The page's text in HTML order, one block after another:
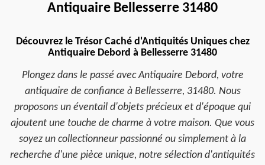
Antiquaire Bellesserre 31480
Découvrez le Trésor Caché d'Antiquités Uniques chez
Antiquaire Debord à Bellesserre 31480
Plongez dans le passé avec Antiquaire Debord, votre
antiquaire de confiance à Bellesserre, 31480. Nous
proposons un éventail d'objets précieux et d'époque qui
ajoutent une touche de charme à votre maison. Que vous
soyez un collectionneur passionné ou simplement à la
recherche d'une pièce unique, notre sélection d'antiquités